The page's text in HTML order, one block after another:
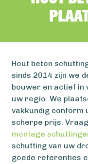
Hout beton
sinds 2014 zijn we
bouwer en actief in
uw regio. We
vakkundig conform
scherpe prijs.
montage
schutting van uw
goede referenties